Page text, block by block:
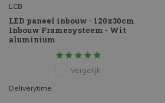
LCB
LED paneel inbouw - 120x30cm
Inbouw Framesysteem - Wit
aluminium
Vergelijk
Deliverytime